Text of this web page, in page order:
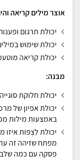
אוצר מילים קריאה
יכולת תרגום
יכולת שימוש
יכולת קריאה
מבנה:
יכולת חלוקת
יכולת אפיון של
באמצעות מילות
יכולת לִצְפּות
מפתח שזיהה זה
פסקה עם כמה